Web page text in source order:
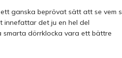
ganska beprövat sätt att se vem
innefattar det ju en hel del
smarta dörrklocka vara ett bättre